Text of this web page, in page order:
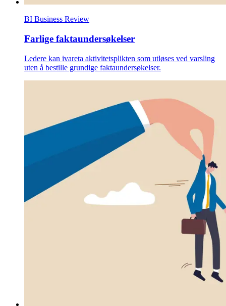
BI Business Review
Farlige faktaundersøkelser
Ledere kan ivareta aktivitetsplikten som utløses ved varsling
uten å bestille grundige faktaundersøkelser.